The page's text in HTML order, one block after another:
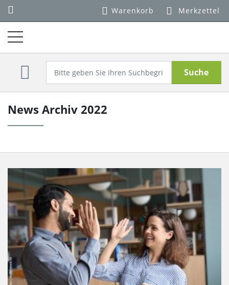
Warenkorb Merkzettel
Suche
News Archiv 2022